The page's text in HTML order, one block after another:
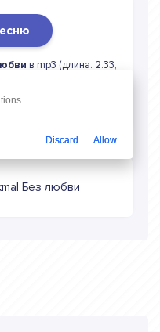
в mp3 (длина: 2:33,
Без любви
Discard Allow